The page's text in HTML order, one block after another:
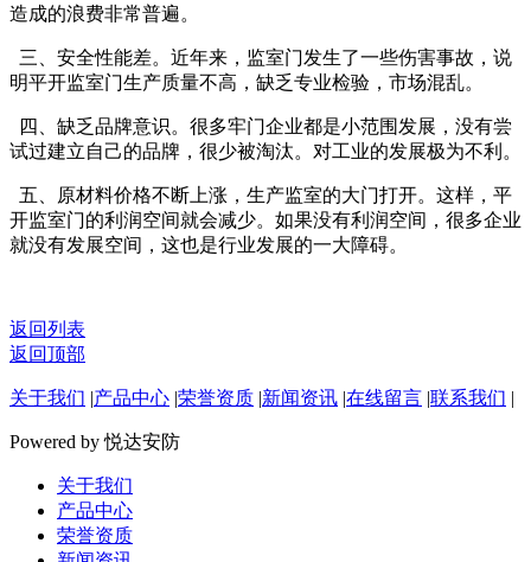
造成的浪费非常普遍。
三、安全性能差。近年来，监室门发生了一些伤害事故，说
明平开监室门生产质量不高，缺乏专业检验，市场混乱。
四、缺乏品牌意识。很多牢门企业都是小范围发展，没有尝
试过建立自己的品牌，很少被淘汰。对工业的发展极为不利。
五、原材料价格不断上涨，生产监室的大门打开。这样，平
开监室门的利润空间就会减少。如果没有利润空间，很多企业
就没有发展空间，这也是行业发展的一大障碍。
返回列表
返回顶部
关于我们 |产品中心 |荣誉资质 |新闻资讯 |在线留言 |联系我们 |
Powered by 悦达安防
关于我们
产品中心
荣誉资质